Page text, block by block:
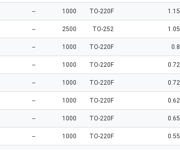
1.15
TO-220F
1000
--
1.05
TO-252
2500
--
0.8
TO-220F
1000
--
0.72
TO-220F
1000
--
0.72
TO-220F
1000
--
0.62
TO-220F
1000
--
0.65
TO-220F
1000
--
0.55
TO-220F
1000
--